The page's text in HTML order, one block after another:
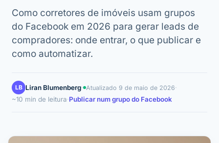
Como corretores de imóveis usam grupos
do Facebook em 2026 para gerar leads de
compradores: onde entrar, o que publicar e
como automatizar.
LB Liran Blumenberg· Atualizado 9 de maio de 2026·
~10 min de leitura·Publicar num grupo do Facebook